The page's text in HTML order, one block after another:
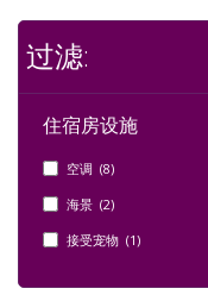
过滤:
住宿房设施
空调 (8)
海景 (2)
接受宠物 (1)